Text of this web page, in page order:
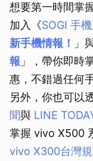
想要第一時間掌
加入《SOGI 手
新手機情報！
」
報 」，帶你即時
惠，不錯過任何
另外，你也可以
聞與 LINE
掌握 vivo X500
vivo X300台灣